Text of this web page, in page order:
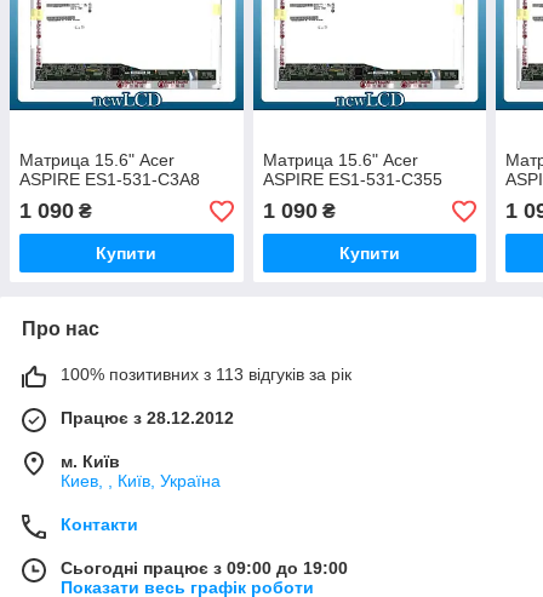
Матрица 15.6" Acer
ASPIRE ES1-531-C3A8
1 090 ₴
Купити
Матрица 15.6" Acer
ASPIRE ES1-531-C355
1 090₴
Купити
1
Про нас
100% позитивних з 113 відгуків за рік
Працює з 28.12.2012
м. Київ
Киев, , Київ, Україна
Контакти
Сьогодні працює з 09:00 до 19:00
Показати весь графік роботи